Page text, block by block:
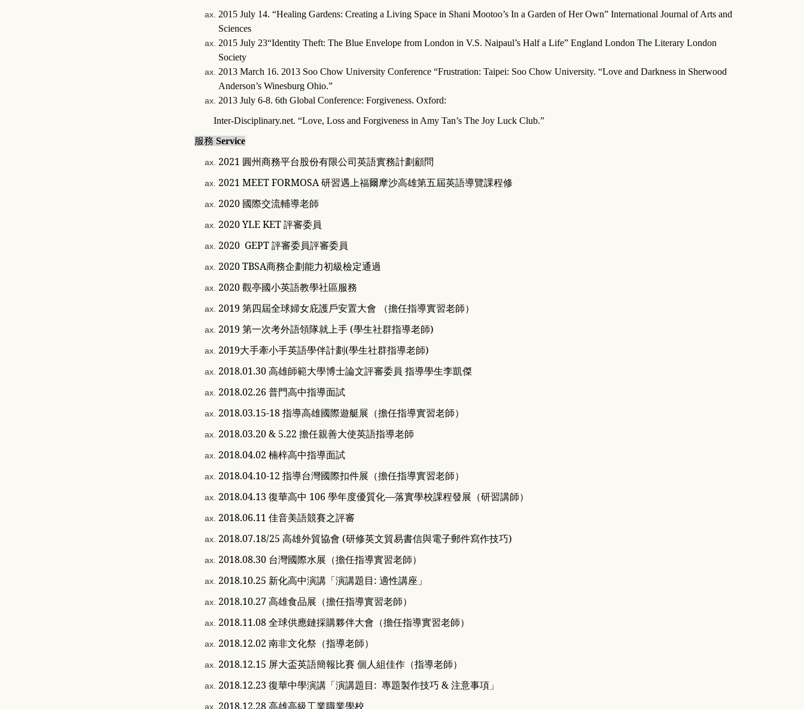
2015 July 14. “Healing Gardens: Creating a Living Space in Shani Mootoo’s In a Garden of Her Own” International Journal of Arts and
Sciences
2015 July 23“Identity Theft: The Blue Envelope from London in V.S. Naipaul’s Half a Life” England London The Literary London
Society
2013 March 16. 2013 Soo Chow University Conference “Frustration: Taipei: Soo Chow University. “Love and Darkness in Sherwood
Anderson’s Winesburg Ohio.”
2013 July 6-8. 6th Global Conference: Forgiveness. Oxford:
Inter-Disciplinary.net. “Love, Loss and Forgiveness in Amy Tan’s The Joy Luck Club.”
服務 Service
2021 圓州商務平台股份有限公司英語實務計劃顧問
2021 MEET FORMOSA研習遇上福爾摩沙高雄第五屆英語導覽課程修
2020 國際交流輔導老師
2020 YLE KET 評審委員
2020 GEPT 評審委員評審委員
2020 TBSA商務企劃能力初級檢定通過
2020觀亭國小英語教學社區服務
2019 第四屆全球婦女庇護戶安置大會 （擔任指導實習老師）
2019 第一次考外語領隊就上手 (學生社群指導老師)
2019大手牽小手英語學伴計劃(學生社群指導老師)
2018.01.30 高雄師範大學博士論文評審委員 指導學生李凱傑
2018.02.26 普門高中指導面試
2018.03.15-18 指導高雄國際遊艇展（擔任指導實習老師）
2018.03.20 & 5.22 擔任親善大使英語指導老師
2018.04.02 楠梓高中指導面試
2018.04.10-12 指導台灣國際扣件展（擔任指導實習老師）
2018.04.13 復華高中 106 學年度優質化—落實學校課程發展（研習講師）
2018.06.11 佳音美語競賽之評審
2018.07.18/25 高雄外貿協會 (研修英文貿易書信與電子郵件寫作技巧)
2018.08.30 台灣國際水展（擔任指導實習老師）
2018.10.25 新化高中演講「演講題目: 適性講座」
2018.10.27 高雄食品展（擔任指導實習老師）
2018.11.08 全球供應鏈採購夥伴大會（擔任指導實習老師）
2018.12.02 南非文化祭（指導老師）
2018.12.15 屏大盃英語簡報比賽 個人組佳作（指導老師）
2018.12.23 復華中學演講「演講題目: 專題製作技巧 & 注意事項」
2018.12.28 高雄高級工業職業學校